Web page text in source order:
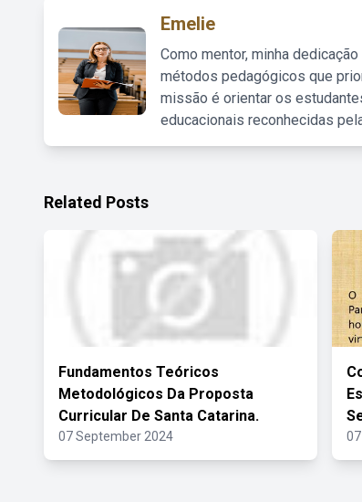
Emelie
Como mentor, minha
métodos pedagógicos que
missão é orientar os
educacionais reconhecidas
Related Posts
Fundamentos Teóricos
Metodológicos Da Proposta
Curricular De Santa Catarina.
07 September 2024